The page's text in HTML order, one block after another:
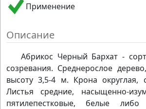
Применение
Описание
Абрикос Черный Бархат -
созревания. Среднерослое
высоту 3,5-4 м. Крона округлая,
Листья средние, насыщенно-
пятилепестковые, белые либо